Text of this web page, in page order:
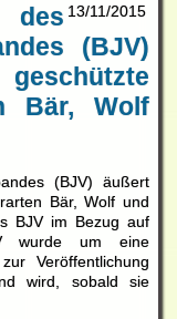
13/11/2015
(BJV)
Bär, Wolf
(BJV) äußert
Bär, Wolf und
BJV im Bezug auf
wurde um eine
Veröffentlichung
wird, sobald sie